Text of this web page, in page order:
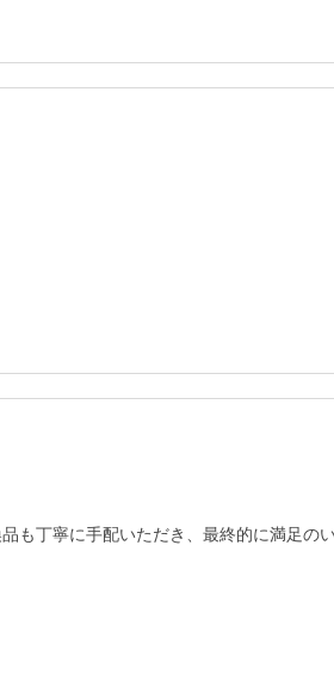
も丁寧に手配いただき、最終的に満足の